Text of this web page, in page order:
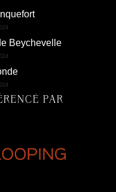
Beychevelle
PAR